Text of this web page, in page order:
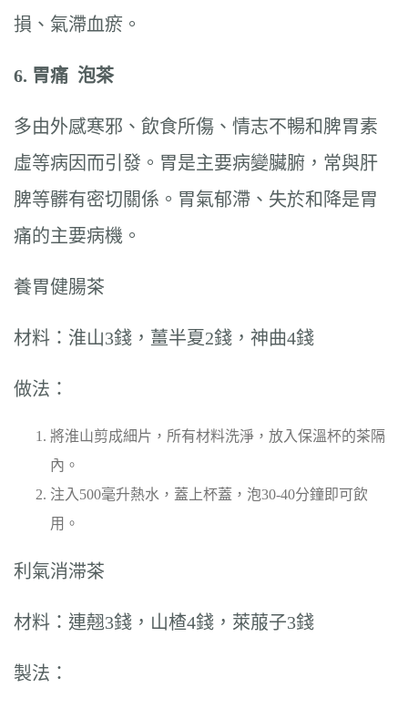
損、氣滯血瘀。
6. 胃痛 泡茶
多由外感寒邪、飲食所傷、情志不暢和脾胃素
虛等病因而引發。胃是主要病變臟腑，常與肝
脾等髒有密切關係。胃氣郁滯、失於和降是胃
痛的主要病機。
養胃健腸茶
材料：淮山3錢，薑半夏2錢，神曲4錢
做法：
將淮山剪成細片，所有材料洗淨，放入保溫杯的茶隔
內。
注入500毫升熱水，蓋上杯蓋，泡30-40分鐘即可飲
用。
利氣消滞茶
材料：連翹3錢，山楂4錢，萊菔子3錢
製法：